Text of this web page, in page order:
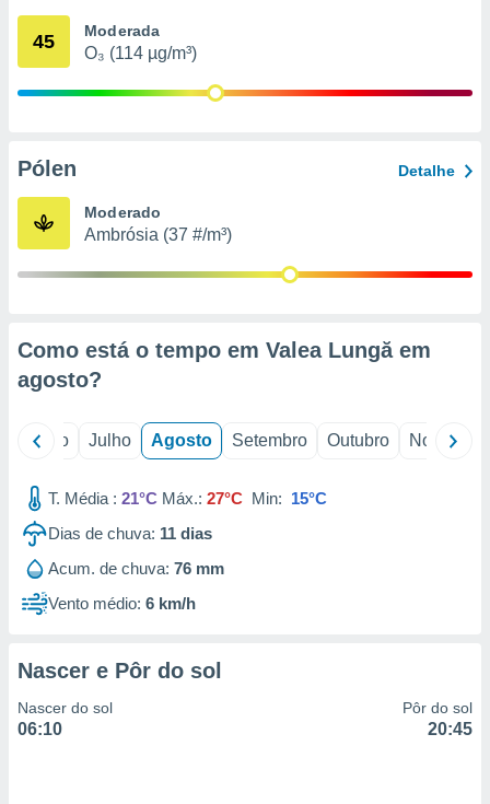
através
estudos
1199
45 Moderada
O₃ (114 µg/m³)
Pólen Detalhe
Moderado
Ambrósia (37 #/m³)
Como está o tempo em Valea Lungă em
agosto?
Junho Julho Agosto Setembro Outubro Novembro
T. Média : 21°C Máx.: 27°C Min: 15°C
Dias de chuva: 11 dias
Acum. de chuva: 76 mm
Vento médio: 6 km/h
Nascer e Pôr do sol
Nascer do sol
06:10
Pôr do sol
20:45